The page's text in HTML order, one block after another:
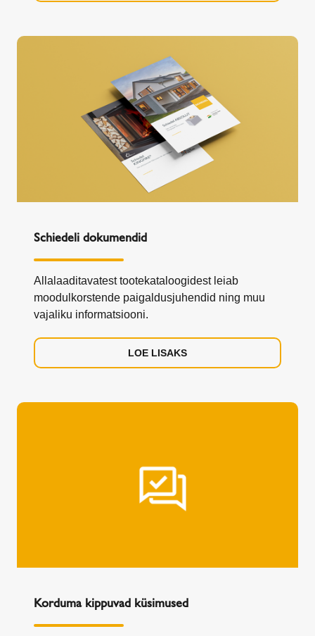
Schiedeli dokumendid
Allalaaditavatest tootekataloogidest leiab
moodulkorstende paigaldusjuhendid ning muu
vajaliku informatsiooni.
LOE LISAKS
Korduma kippuvad küsimused